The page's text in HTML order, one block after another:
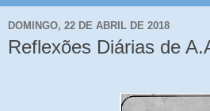
DOMINGO, 22 DE ABRIL DE 2018
Reflexões Diárias de